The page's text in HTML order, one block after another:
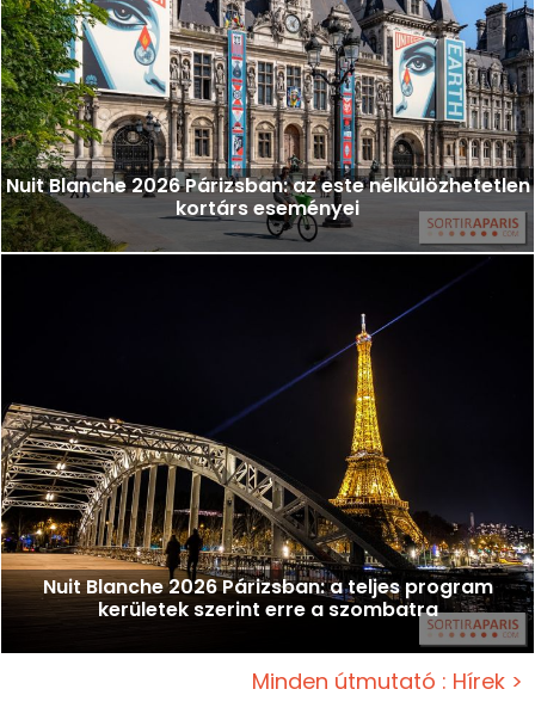
Nuit Blanche 2026 Párizsban: az este nélkülözhetetlen
kortárs eseményei
Nuit Blanche 2026 Párizsban: a teljes program
kerületek szerint erre a szombatra
Minden útmutató : Hírek >